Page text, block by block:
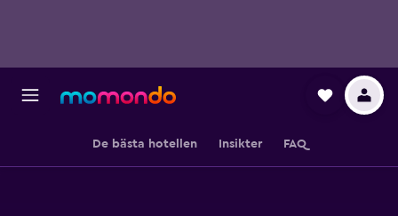
De bästa hotellen Insikter FAQ